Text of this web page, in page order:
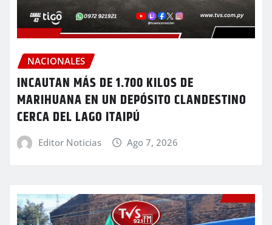
NACIONALES
INCAUTAN MÁS DE 1.700 KILOS DE
MARIHUANA EN UN DEPÓSITO CLANDESTINO
CERCA DEL LAGO ITAIPÚ
Editor Noticias Ago 7, 2026